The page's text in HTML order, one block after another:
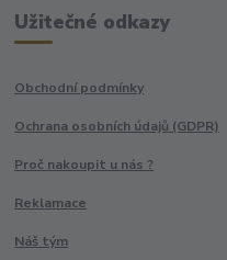
Užitečné odkazy
Obchodní podmínky
Ochrana osobních údajů (GDPR)
Proč nakoupit u nás ?
Reklamace
Náš tým